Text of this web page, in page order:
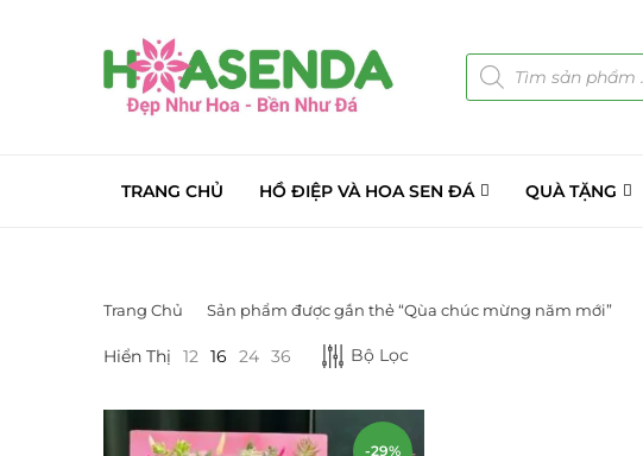
TRANG CHỦ HỒ ĐIỆP VÀ HOA SEN ĐÁ QUÀ TẶNG
DANH MỤC SẢN PHẨM
Cây Sen Đá Giá Sỉ (137)
Trang Chủ Sản phẩm được gắn thẻ “Qùa chúc mừng năm mới”
Hiển Thị 12 16 24 36 Bộ Lọc
-29%